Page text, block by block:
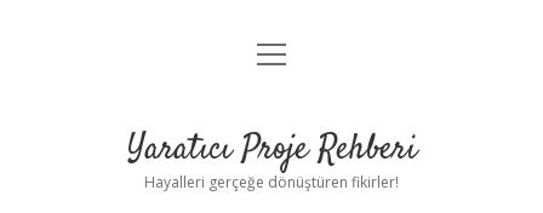
Anasayfa
Yasal Uyarı
menüyü
Yaratıcı Proje Rehberi
Hayalleri gerçeğe dönüştüren fikirler!